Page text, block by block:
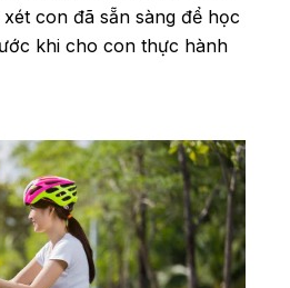
con đã sẵn sàng để học
khi cho con thực hành